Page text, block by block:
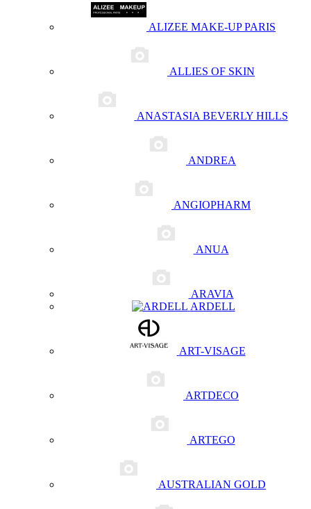
ALIZEE MAKE-UP PARIS
ALLIES OF SKIN
ANASTASIA BEVERLY HILLS
ANDREA
ANGIOPHARM
ANUA
ARAVIA
ARDELL
ART-VISAGE
ARTDECO
ARTEGO
AUSTRALIAN GOLD